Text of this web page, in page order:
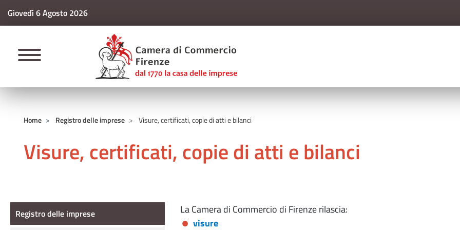
Giovedì 6 Agosto 2026
CAMERE DI COMMERCIO D'ITALIA
Home Registro delle imprese Visure, certificati, copie di atti e bilanci
Visure, certificati, copie di atti e bilanci
La Camera di Commercio di Firenze rilascia:
visure
Registro delle imprese
Registro delle imprese